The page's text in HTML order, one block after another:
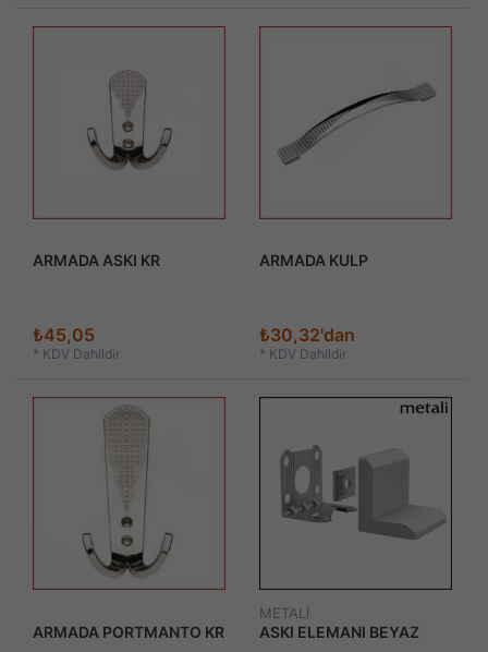
ARMADA ASKI KR
₺45,05
* KDV Dahildir
ARMADA KULP
₺30,32'dan
* KDV Dahildir
ARMADA PORTMANTO KR
METALİ
ASKI ELEMANI BEYAZ